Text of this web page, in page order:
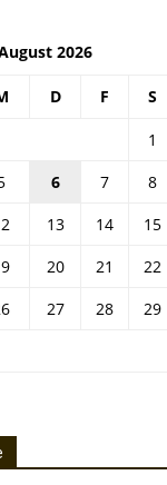
2026
D F S
1
6 7 8
13 14 15
20 21 22
27 28 29